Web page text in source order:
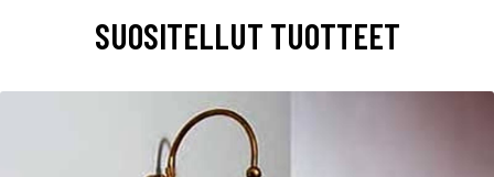
SUOSITELLUT TUOTTEET